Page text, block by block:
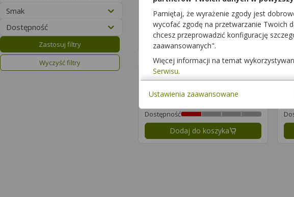
Smak
Dostępność
Zastosuj filtry
Wyczyść filtry
suplement diety
Dostępność
Dodaj do koszyka
suplement diety
Dostępność
Dodaj do koszyka
Pamiętaj, że wyrażenie zgody jest
wycofać zgodę na przetwarzanie Twoich
chcesz przeprowadzić konfigurację
zaawansowanych".
Więcej informacji na temat
Serwisu.
Ustawienia zaawansowane